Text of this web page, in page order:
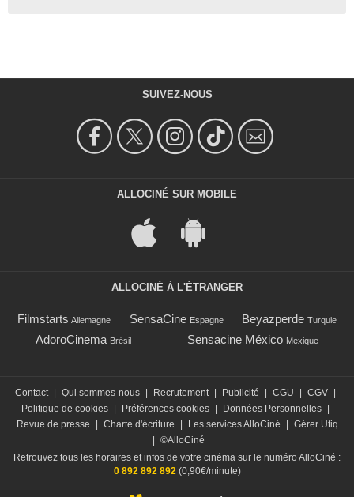
SUIVEZ-NOUS
ALLOCINÉ SUR MOBILE
ALLOCINÉ À L'ÉTRANGER
Filmstarts Allemagne SensaCine Espagne Beyazperde Turquie
AdoroCinema Brésil Sensacine México Mexique
Contact Qui sommes-nous Recrutement Publicité CGU CGV
Politique de cookies
Préférences cookies Données Personnelles
Revue de presse
Charte d'écriture Les services AlloCiné
Gérer Utiq
©AlloCiné
Retrouvez tous les horaires et infos de votre cinéma sur le numéro AlloCiné :
0 892 892 892(0,90€/minute)